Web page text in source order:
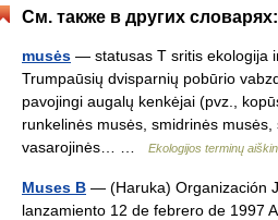
См. также в других словарях:
musės — statusas T sritis ekologija
Trumpaūsių dvisparnių pobūrio
pavojingi augalų kenkėjai (pvz.,
runkelinės musės, smidrinės musės,
vasarojinės… …
Ekologijos terminų
Muses B — (Haruka) Organización
lanzamiento 12 de febrero de 1997